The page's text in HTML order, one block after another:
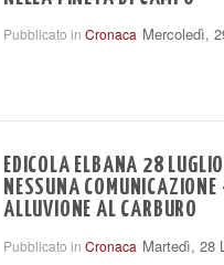
Pubblicato in Cronaca Mercoledì,
EDICOLA ELBANA 28
NESSUNA
ALLUVIONE AL CARBURO
Pubblicato in Cronaca Martedì, 28